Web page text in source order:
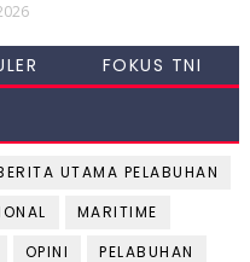
FOKUS TNI
UTAMA PELABUHAN
MARITIME
OPINI
PELABUHAN